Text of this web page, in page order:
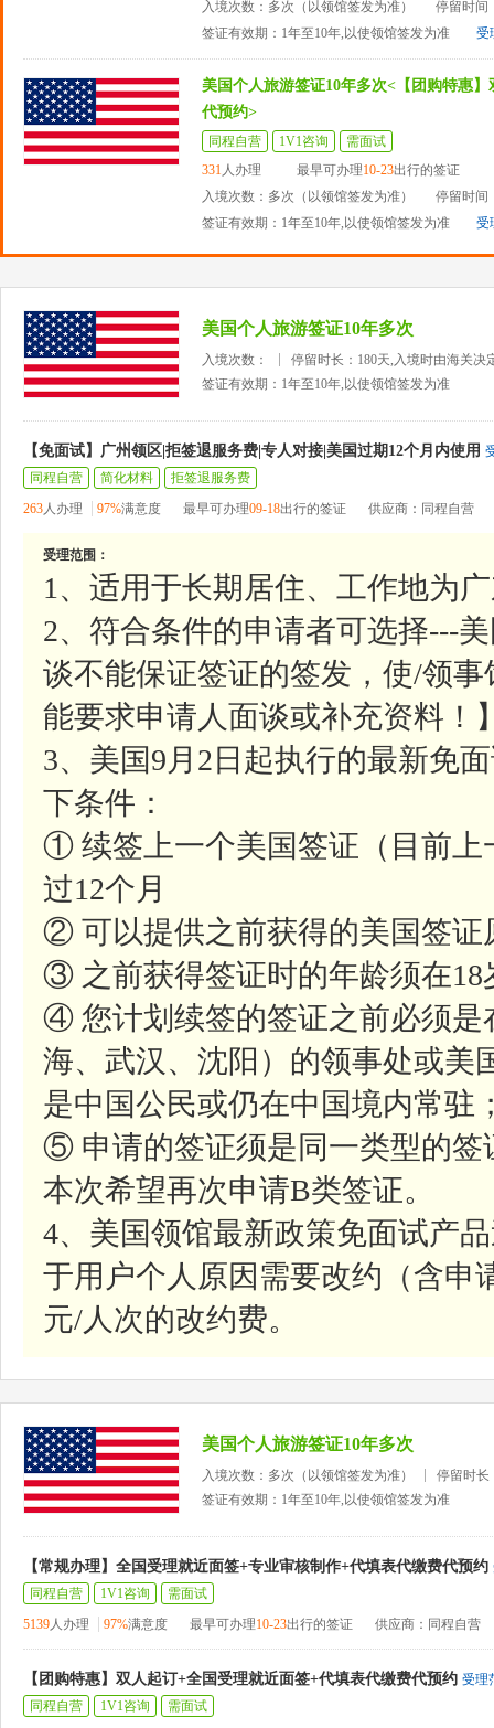
入境次数：多次（以领馆签发为准）
停留时间
签证有效期：1年至10年,以使领馆签发为准
受
美国个人旅游签证10年多次<【团购特惠
代预约>
同程自营 1V1咨询
需面试
331人办理 最早可办理10-23出行的签证
入境次数：多次（以领馆签发为准）
停留时间
签证有效期：1年至10年,以使领馆签发为准
受
美国个人旅游签证10年多次
入境次数：
停留时长：180天,入境时由海关决
签证有效期：1年至10年,以使领馆签发为准
【免面试】广州领区|拒签退服务费|专人对接|美国过期12个月内使用
同程自营
简化材料
拒签退服务费
263人办理 97%满意度 最早可办理09-18出行的签证 供应商：同程自营
受理范围：
1、适用于长期居住、工作地为
2、符合条件的申请者可选择---
谈不能保证签证的签发，使/领
能要求申请人面谈或补充资料！
3、美国9月2日起执行的最新免
下条件：
① 续签上一个美国签证（目前上
过12个月
② 可以提供之前获得的美国签证
③ 之前获得签证时的年龄须在18
④ 您计划续签的签证之前必须是
海、武汉、沈阳）的领事处或美
是中国公民或仍在中国境内常驻
⑤ 申请的签证须是同一类型的签
本次希望再次申请B类签证。
4、美国领馆最新政策免面试产
于用户个人原因需要改约（含申
元/人次的改约费。
美国个人旅游签证10年多次
入境次数：多次（以领馆签发为准）
停留时长
签证有效期：1年至10年,以使领馆签发为准
【常规办理】全国受理就近面签+专业审核制作+代填表代缴费代预约
同程自营
1V1咨询
需面试
5139人办理 97%满意度 最早可办理10-23出行的签证 供应商：同程自营
【团购特惠】双人起订+全国受理就近面签+代填表代缴费代预约 受理
同程自营
1V1咨询
需面试